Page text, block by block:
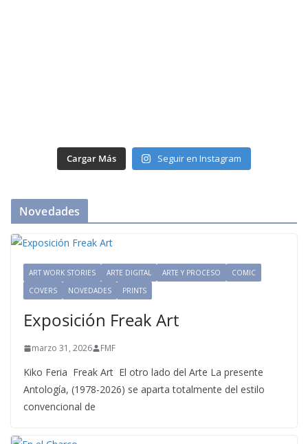
Cargar Más Seguir en Instagram
Novedades
ART WORK STORIES ARTE DIGITAL ARTE Y PROCESO
COMIC
COVERS
NOVEDADES PRINTS
Exposición Freak Art
marzo 31, 2026 FMF
Kiko Feria Freak Art El otro lado del Arte La presente
Antología, (1978-2026) se aparta totalmente del estilo
convencional de